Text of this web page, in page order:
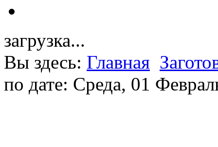
загрузка...
Вы здесь: Главная
по дате: Среда, 01